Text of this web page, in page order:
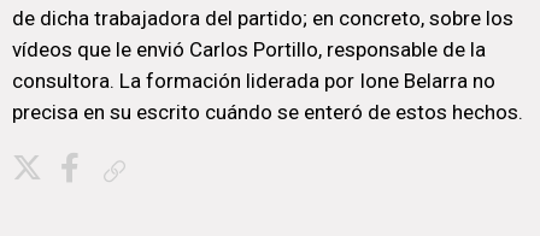
de dicha trabajadora del partido; en concreto, sobre los
vídeos que le envió Carlos Portillo, responsable de la
consultora. La formación liderada por Ione Belarra no
precisa en su escrito cuándo se enteró de estos hechos.